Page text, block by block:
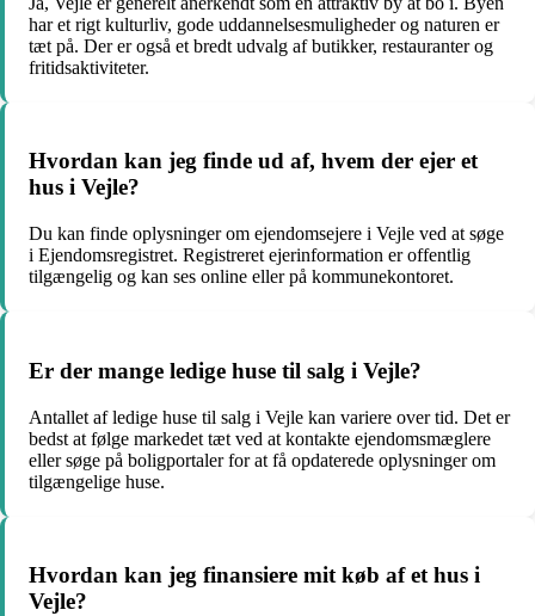
har et rigt kulturliv, gode uddannelsesmuligheder og naturen er
tæt på. Der er også et bredt udvalg af butikker, restauranter og
fritidsaktiviteter.
Hvordan kan jeg finde ud af, hvem der ejer et
hus i Vejle?
Du kan finde oplysninger om ejendomsejere i Vejle ved at søge
i Ejendomsregistret. Registreret ejerinformation er offentlig
tilgængelig og kan ses online eller på kommunekontoret.
Er der mange ledige huse til salg i Vejle?
Antallet af ledige huse til salg i Vejle kan variere over tid. Det er
bedst at følge markedet tæt ved at kontakte ejendomsmæglere
eller søge på boligportaler for at få opdaterede oplysninger om
tilgængelige huse.
Hvordan kan jeg finansiere mit køb af et hus i
Vejle?